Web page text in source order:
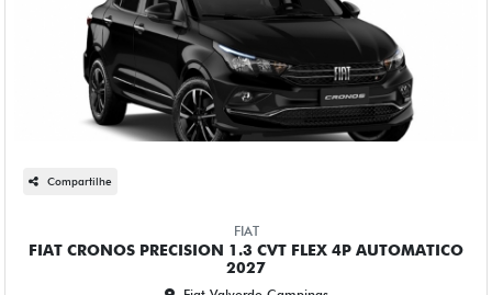
Compartilhe
FIAT
FIAT CRONOS PRECISION 1.3 CVT FLEX 4P AUTOMATICO
2027